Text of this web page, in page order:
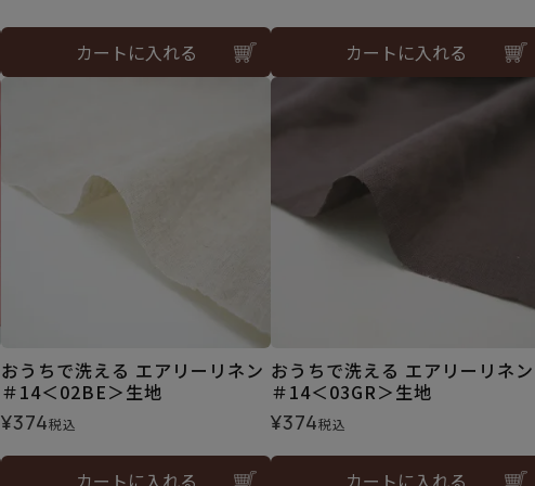
カートに入れる カートに入れる
おうちで洗える エアリーリネン
＃14＜02BE＞生地
¥374税込
カートに入れる
おうちで洗える エアリーリネン
＃14＜03GR＞生地
¥374税込
カートに入れる